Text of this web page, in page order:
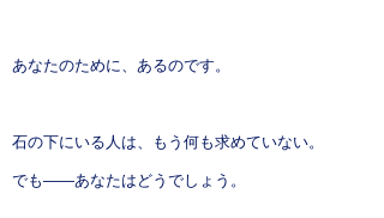
あなたのために、あるのです。
石の下にいる人は、もう何も求めていない。
でも——あなたはどうでしょう。